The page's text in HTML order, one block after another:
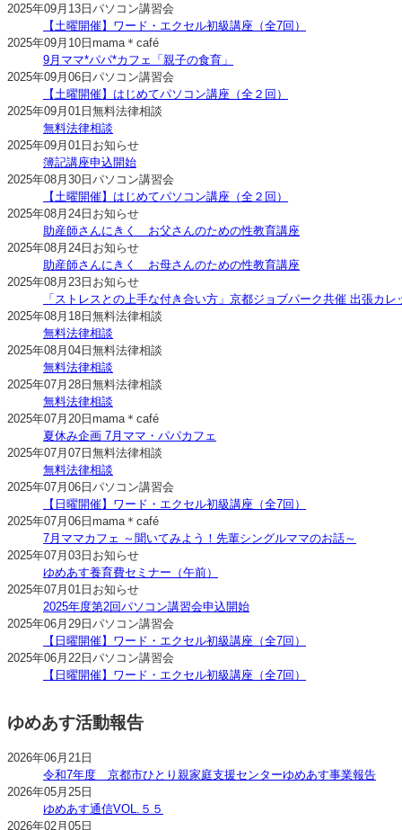
2025年09月13日パソコン講習会
【土曜開催】ワード・エクセル初級講座（全7回）
2025年09月10日mama＊café
9月ママ*パパ*カフェ「親子の食育」
2025年09月06日パソコン講習会
【土曜開催】はじめてパソコン講座（全２回）
2025年09月01日無料法律相談
無料法律相談
2025年09月01日 お知らせ
簿記講座申込開始
2025年08月30日パソコン講習会
【土曜開催】はじめてパソコン講座（全２回）
2025年08月24日 お知らせ
助産師さんにきく お父さんのための性教育講座
2025年08月24日 お知らせ
助産師さんにきく お母さんのための性教育講座
2025年08月23日 お知らせ
「ストレスとの上手な付き合い方」京都ジョブパーク共催 出張カレ
2025年08月18日無料法律相談
無料法律相談
2025年08月04日無料法律相談
無料法律相談
2025年07月28日無料法律相談
無料法律相談
2025年07月20日mama＊café
夏休み企画 7月ママ・パパカフェ
2025年07月07日無料法律相談
無料法律相談
2025年07月06日パソコン講習会
【日曜開催】ワード・エクセル初級講座（全7回）
2025年07月06日mama＊café
7月ママカフェ ～聞いてみよう！先輩シングルママのお話～
2025年07月03日 お知らせ
ゆめあす養育費セミナー（午前）
2025年07月01日 お知らせ
2025年度第2回パソコン講習会申込開始
2025年06月29日パソコン講習会
【日曜開催】ワード・エクセル初級講座（全7回）
2025年06月22日パソコン講習会
【日曜開催】ワード・エクセル初級講座（全7回）
ゆめあす活動報告
2026年06月21日
令和7年度 京都市ひとり親家庭支援センターゆめあす事業報告
2026年05月25日
ゆめあす通信VOL.５５
2026年02月05日